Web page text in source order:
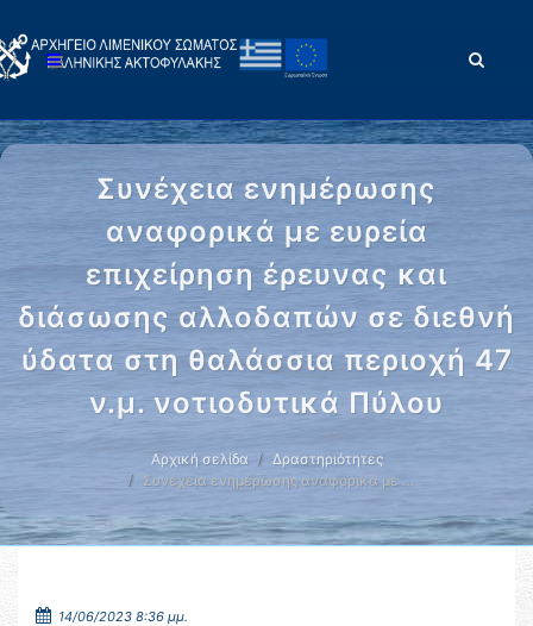
Συνέχεια ενημέρωσης
αναφορικά με ευρεία
επιχείρηση έρευνας και
διάσωσης αλλοδαπών σε διεθνή
ύδατα στη θαλάσσια περιοχή 47
ν.μ. νοτιοδυτικά Πύλου
Αρχική σελίδα
Δραστηριότητες
Συνέχεια ενημέρωσης αναφορικά με …
14/06/2023 8:36 μμ.